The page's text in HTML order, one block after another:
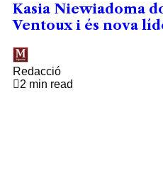
Kasia Niewiadoma
Ventoux i és nova
Redacció
2 min read